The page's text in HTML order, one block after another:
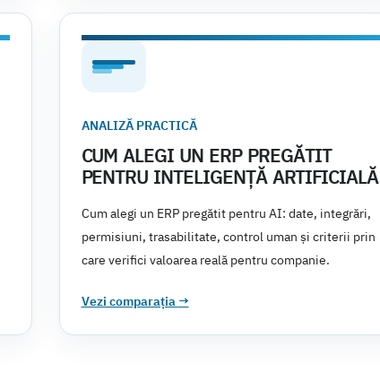
ANALIZĂ PRACTICĂ
CUM ALEGI UN ERP PREGĂTIT
PENTRU INTELIGENȚĂ ARTIFICIALĂ
Cum alegi un ERP pregătit pentru AI: date, integrări,
permisiuni, trasabilitate, control uman și criterii prin
care verifici valoarea reală pentru companie.
Vezi comparația →